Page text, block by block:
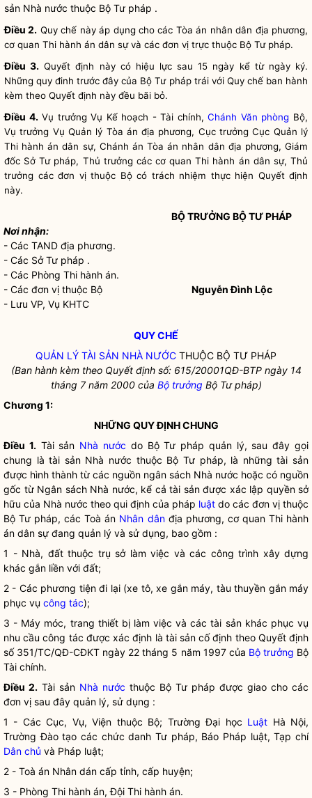
sản Nhà nước thuộc Bộ Tư pháp .
Điều 2. Quy chế này áp dụng cho các Tòa án nhân dân địa phương,
cơ quan Thi hành án dân sự và các đơn vị trực thuộc Bộ Tư pháp.
Điều 3. Quyết định này có hiệu lực sau 15 ngày kể từ ngày ký.
Những quy đinh trước đây của Bộ Tư pháp trái với Quy chếban hành
kèm theo Quyết định này đều bãi bỏ.
Điều 4. Vụ trưởng Vụ Kế hoạch - Tài chính,Chánh Văn phòng Bộ,
Vụ trưởng Vụ Quản lý Tòa án địa phương, Cục trưởng Cục Quản lý
Thi hành án dân sự, Chánh án Tòa án nhân dân địa phương, Giám
đốc Sở Tư pháp, Thủ trưởng các cơ quan Thi hành án dân sự, Thủ
trưởng các đơn vị thuộc Bộ có trách nhiệm thực hiện Quyết định
này.
Nơi nhận:
- Các TAND địa phương.
- Các Sở Tư pháp .
- Các Phòng Thi hành án.
- Các đơn vị thuộc Bộ
- Lưu VP, Vụ KHTC
BỘ TRƯỞNG BỘ TƯ PHÁP
Nguyễn Đình Lộc
QUY CHẾ
QUẢN LÝ TÀI SẢN NHÀ NƯỚC THUỘC BỘ TƯ PHÁP
(Ban hành kèm theo Quyết định số: 615/20001QĐ-BTP ngày 14
tháng 7 năm 2000 của Bộ trưởng Bộ Tư pháp)
Chương 1:
NHỮNG QUY ĐỊNH CHUNG
Điều 1.Tài sản Nhà nước do Bộ Tư pháp quản lý, sau đây gọi
chung là tài sản Nhà nước thuộc Bộ Tư pháp, là những tài sản
được hình thành từ các nguồn ngân sách Nhà nước hoặc có nguồn
gốc từ Ngân sách Nhà nước, kể cả tài sản được xác lập quyền sở
hữu của Nhà nước theo qui định của pháp luật do các đơn vị thuộc
Bộ Tư pháp, các Toà án Nhân dânđịa phương, cơ quan Thi hành
án dân sự đang quản lý và sử dụng, bao gồm :
1 - Nhà, đất thuộc trụ sở làm việc và các công trình xây dựng
khác gắn liền với đất;
2 - Các phương tiện đi lại (xe tô, xe gắn máy, tàu thuyền gắn máy
phục vụ công tác);
3 - Máy móc, trang thiết bị làm việc và các tài sản khác phục vụ
nhu cầucông tác được xác định là tài sản cố định theo Quyết định
số 351/TC/QĐ-CĐKT ngày 22 tháng 5 năm 1997 của Bộ trưởng Bộ
Tài chính.
Điều 2. Tài sản Nhà nước thuộc Bộ Tư pháp được giao cho các
đơn vị sau đây quản lý, sử dụng :
1 - Các Cục, Vụ, Viện thuộc Bộ; Trường Đại học Luật Hà Nội,
Trường Đào tạo các chức danh Tư pháp, Báo Pháp luật, Tạp chí
Dân chủ và Pháp luật;
2 - Toà án Nhân dán cấp tỉnh, cấp huyện;
3 - Phòng Thi hành án, Đội Thi hành án.